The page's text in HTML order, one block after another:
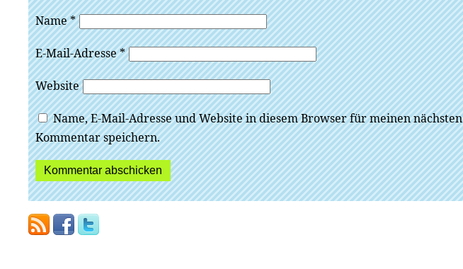
Name*
E-Mail-Adresse*
Website
Name, E-Mail-Adresse und Website in diesem Browser für meinen nächsten
Kommentar speichern.